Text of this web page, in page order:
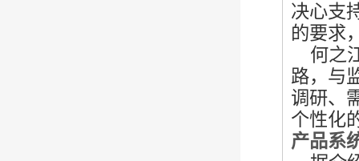
决心支
的要求
何之
路，与
调研、
个性化
产品系